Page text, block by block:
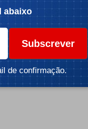
abaixo
Subscrever
de confirmação.